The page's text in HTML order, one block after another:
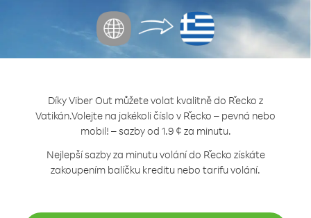
Díky Viber Out můžete volat kvalitně do Řecko z
Vatikán.Volejte na jakékoli číslo v Řecko – pevná nebo
mobil! – sazby od 1.9 ¢ za minutu.
Nejlepší sazby za minutu volání do Řecko získáte
zakoupením balíčku kreditu nebo tarifu volání.